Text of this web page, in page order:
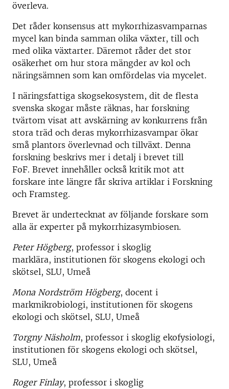
överleva.
Det råder konsensus att mykorrhizasvamparnas
mycel kan binda samman olika växter, till och
med olika växtarter. Däremot råder det stor
osäkerhet om hur stora mängder av kol och
näringsämnen som kan omfördelas via mycelet.
I näringsfattiga skogsekosystem, dit de flesta
svenska skogar måste räknas, har forskning
tvärtom visat att avskärning av konkurrens från
stora träd och deras mykorrhizasvampar ökar
små plantors överlevnad och tillväxt. Denna
forskning beskrivs mer i detalj i brevet till
FoF. Brevet innehåller också kritik mot att
forskare inte längre får skriva artiklar i Forskning
och Framsteg.
Brevet är undertecknat av följande forskare som
alla är experter på mykorrhizasymbiosen.
Peter Högberg, professor i skoglig
marklära, institutionen för skogens ekologi och
skötsel, SLU, Umeå
Mona Nordström Högberg, docent i
markmikrobiologi, institutionen för skogens
ekologi och skötsel, SLU, Umeå
Torgny Näsholm, professor i skoglig ekofysiologi,
institutionen för skogens ekologi och skötsel,
SLU, Umeå
Roger Finlay, professor i skoglig